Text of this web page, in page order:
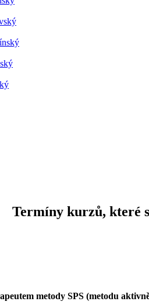
Termíny kurzů, které
metody SPS (metodu